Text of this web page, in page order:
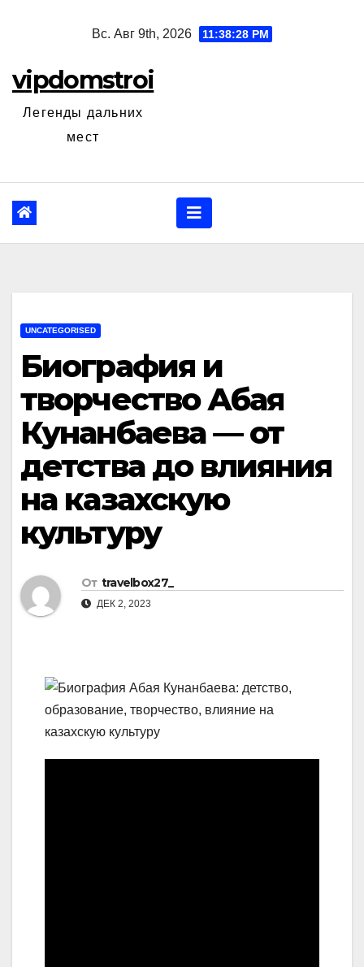
Вс. Авг 9th, 2026 11:38:29 PM
vipdomstroi
Легенды дальних
мест
UNCATEGORISED
Биография и
творчество Абая
Кунанбаева — от
детства до влияния
на казахскую
культуру
От travelbox27_
ДЕК 2, 2023